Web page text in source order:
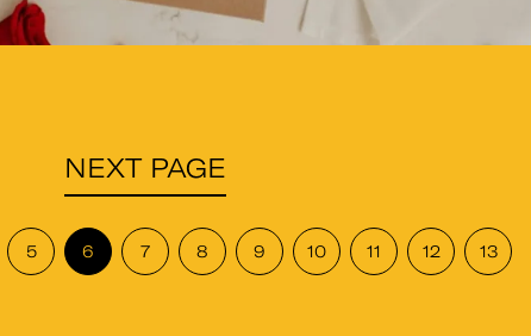
NEXT PAGE
5 6 7 8 9 10 11 12 13